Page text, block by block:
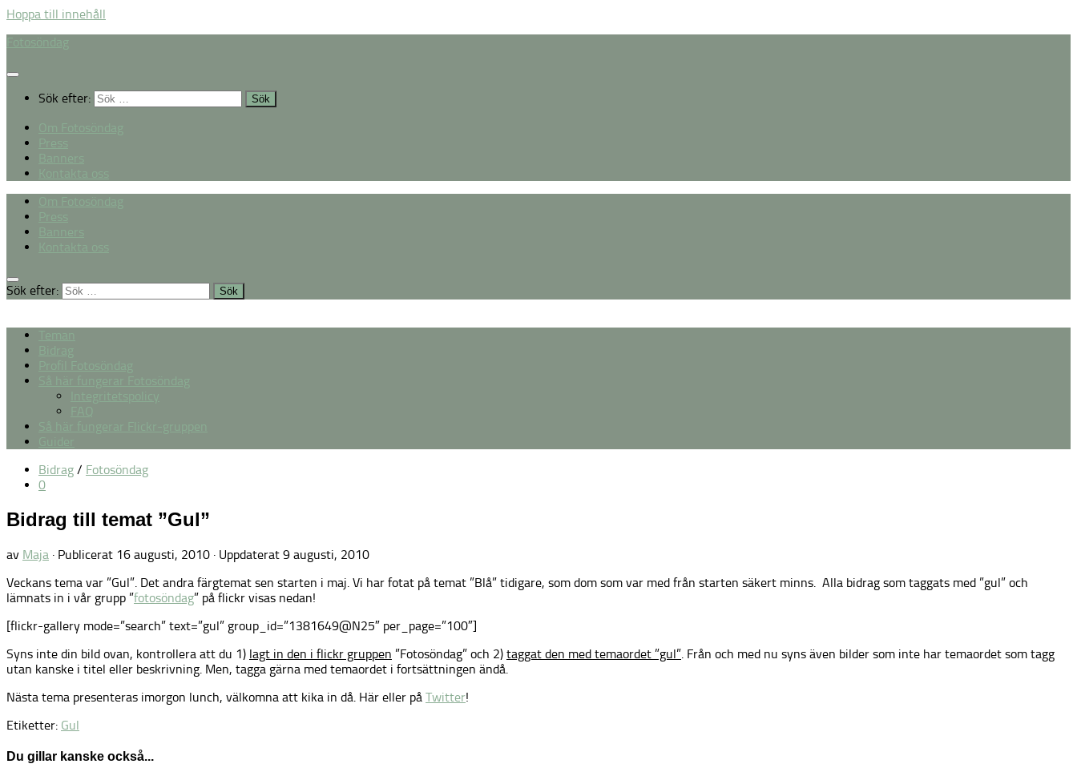
Hoppa till innehåll
Fotosöndag
Sök efter:
Om Fotosöndag
Press
Banners
Kontakta oss
Om Fotosöndag
Press
Banners
Kontakta oss
Sök efter:
Teman
Bidrag
Profil Fotosöndag
Så här fungerar Fotosöndag
Integritetspolicy
FAQ
Så här fungerar Flickr-gruppen
Guider
Bidrag / Fotosöndag
0
Bidrag till temat ”Gul”
av Maja · Publicerat 16 augusti, 2010 · Uppdaterat 9 augusti, 2010
Veckans tema var ”Gul”. Det andra färgtemat sen starten i maj. Vi har fotat på temat ”Blå” tidigare, som dom som var med från starten säkert minns. Alla bidrag som taggats med ”gul” och
lämnats in i vår grupp ”fotosöndag” på flickr visas nedan!
[flickr-gallery mode=”search” text=”gul” group_id=”1381649@N25″ per_page=”100″]
Syns inte din bild ovan, kontrollera att du 1) lagt in den i flickr gruppen ”Fotosöndag” och 2) taggat den med temaordet ”gul”. Från och med nu syns även bilder som inte har temaordet som tagg
utan kanske i titel eller beskrivning. Men, tagga gärna med temaordet i fortsättningen ändå.
Nästa tema presenteras imorgon lunch, välkomna att kika in då. Här eller på Twitter!
Etiketter: Gul
Du gillar kanske också...